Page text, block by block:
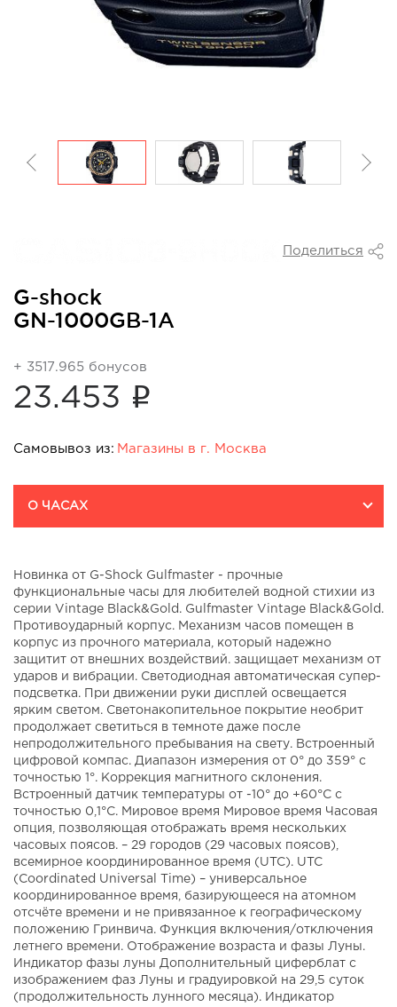
Поделиться
G-shock
GN-1000GB-1A
+ 3517.965 бонусов
23.453 i
Самовывоз из: Магазины в г. Москва
О ЧАСАХ
Новинка от G-Shock Gulfmaster - прочные
функциональные часы для любителей водной стихии из
серии Vintage Black&Gold. Gulfmaster Vintage Black&Gold.
Противоударный корпус. Механизм часов помещен в
корпус из прочного материала, который надежно
защитит от внешних воздействий. защищает механизм от
ударов и вибрации. Светодиодная автоматическая супер-
подсветка. При движении руки дисплей освещается
ярким светом. Светонакопительное покрытие необрит
продолжает светиться в темноте даже после
непродолжительного пребывания на свету. Встроенный
цифровой компас. Диапазон измерения от 0° до 359° с
точностью 1°. Коррекция магнитного склонения.
Встроенный датчик температуры от -10° до +60°С с
точностью 0,1°C. Мировое время Мировое время Часовая
опция, позволяющая отображать время нескольких
часовых поясов. – 29 городов (29 часовых поясов),
всемирное координированное время (UTC). UTC
(Coordinated Universal Time) – универсальное
координированное время, базирующееся на атомном
отсчёте времени и не привязанное к географическому
положению Гринвича. Функция включения/отключения
летнего времени. Отображение возраста и фазы Луны.
Индикатор фазы луны Дополнительный циферблат с
изображением фаз Луны и градуировкой на 29,5 суток
(продолжительность лунного месяца). Индикатор